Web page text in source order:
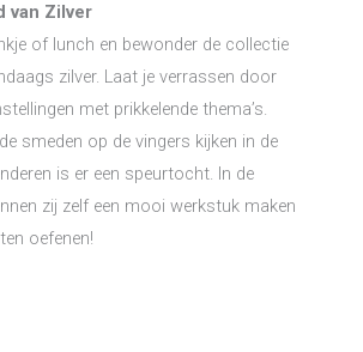
van Zilver
of lunch en bewonder de collectie
zilver. Laat je verrassen door
met prikkelende thema’s.
smeden op de vingers kijken in de
is er een speurtocht. In de
zij zelf een mooi werkstuk maken
oefenen!